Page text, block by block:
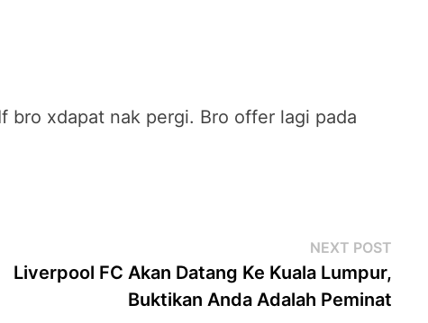
bro xdapat nak pergi. Bro offer lagi pada
NEXT POSTNext
Liverpool FC Akan Datang Ke Kuala Lumpur,
Buktikan Anda Adalah Peminat